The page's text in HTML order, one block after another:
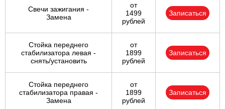
Свечи зажигания -
Замена
от
1499
рублей
Записаться
Стойка переднего
стабилизатора левая -
снять/установить
от
1899
рублей
Записаться
Стойка переднего
стабилизатора правая -
Замена
от
1899
рублей
Записаться